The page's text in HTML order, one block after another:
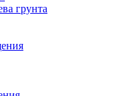
грунта